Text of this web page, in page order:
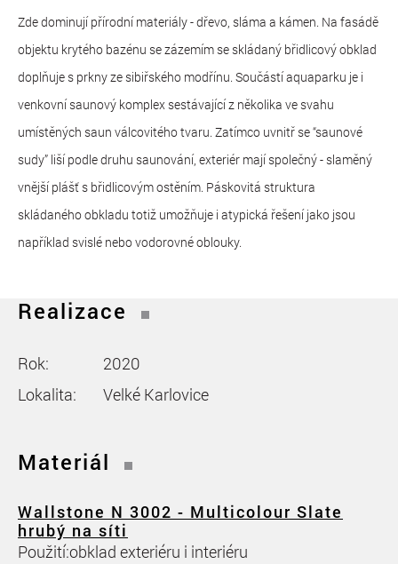
Zde dominují přírodní materiály - dřevo, sláma a kámen. Na fasádě
objektu krytého bazénu se zázemím se skládaný břidlicový obklad
doplňuje s prkny ze sibiřského modřínu. Součástí aquaparku je i
venkovní saunový komplex sestávající z několika ve svahu
umístěných saun válcovitého tvaru. Zatímco uvnitř se “saunové
sudy” liší podle druhu saunování, exteriér mají společný - slaměný
vnější plášť s břidlicovým ostěním. Páskovitá struktura
skládaného obkladu totiž umožňuje i atypická řešení jako jsou
například svislé nebo vodorovné oblouky.
Realizace
Rok:
2020
Lokalita:
Velké Karlovice
Materiál
Wallstone N 3002 - Multicolour Slate
hrubý na síti
Použití:obklad exteriéru i interiéru